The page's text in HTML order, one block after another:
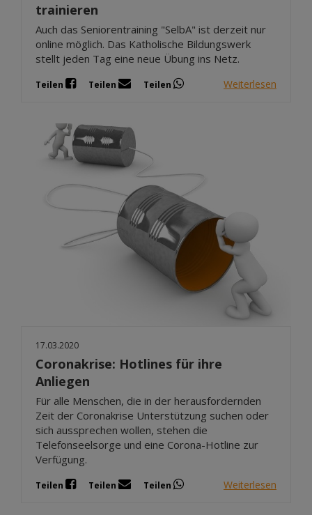
trainieren
Auch das Seniorentraining "SelbA" ist derzeit nur
online möglich. Das Katholische Bildungswerk
stellt jeden Tag eine neue Übung ins Netz.
Teilen Teilen Teilen Weiterlesen
17.03.2020
Coronakrise: Hotlines für ihre
Anliegen
Für alle Menschen, die in der herausfordernden
Zeit der Coronakrise Unterstützung suchen oder
sich aussprechen wollen, stehen die
Telefonseelsorge und eine Corona-Hotline zur
Verfügung.
Teilen Teilen Teilen Weiterlesen